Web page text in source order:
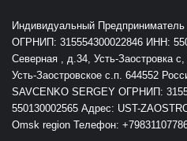
Индивидуальный
ОГРНИП: 315554300022846 ИНН:
Северная , д.34, Усть-Заостровка
Усть-Заостровское с.п. 644552
SAVCENKO SERGEY ОГРНИП:
550130002565 Адрес: UST-
Omsk region Телефон: